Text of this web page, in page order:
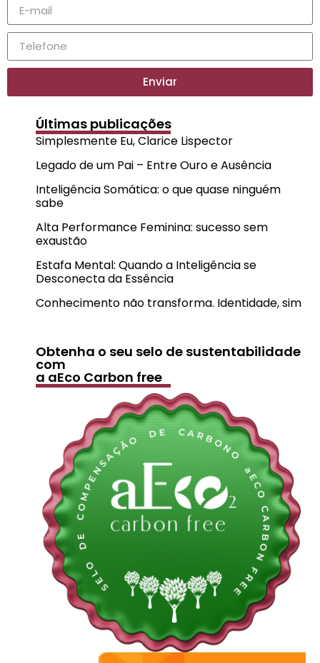
Enviar
Últimas publicações
Simplesmente Eu, Clarice Lispector
Legado de um Pai – Entre Ouro e Ausência
Inteligência Somática: o que quase ninguém
sabe
Alta Performance Feminina: sucesso sem
exaustão
Estafa Mental: Quando a Inteligência se
Desconecta da Essência
Conhecimento não transforma. Identidade, sim
Obtenha o seu selo de sustentabilidade
com
a aEco Carbon free